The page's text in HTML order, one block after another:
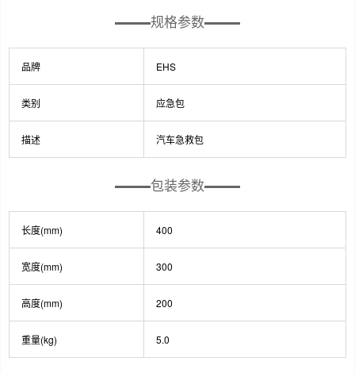
规格参数
品牌 EHS
类别 应急包
描述 汽车急救包
包装参数
长度(mm) 400
宽度(mm) 300
高度(mm) 200
重量(kg) 5.0